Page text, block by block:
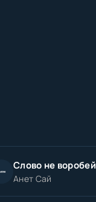
Слово не воробей
Анет Сай